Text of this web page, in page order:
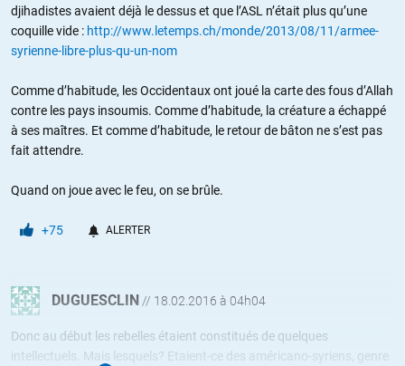
djihadistes avaient déjà le dessus et que l’ASL n’était plus qu’une
coquille vide : http://www.letemps.ch/monde/2013/08/11/armee-
syrienne-libre-plus-qu-un-nom
Comme d’habitude, les Occidentaux ont joué la carte des fous d’Allah
contre les pays insoumis. Comme d’habitude, la créature a échappé
à ses maîtres. Et comme d’habitude, le retour de bâton ne s’est pas
fait attendre.
Quand on joue avec le feu, on se brûle.
+75 ALERTER
DUGUESCLIN // 18.02.2016 à 04h04
Donc au début les rebelles étaient constitués de quelques
intellectuels. Mais lesquels? Etaient-ce des américano-syriens, genre